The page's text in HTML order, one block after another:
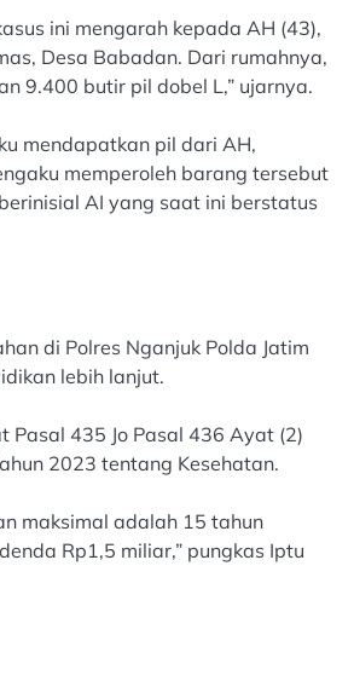
ini mengarah kepada AH (43),
Desa Babadan. Dari rumahnya,
9.400 butir pil dobel L,” ujarnya.
mendapatkan pil dari AH,
memperoleh barang tersebut
AI yang saat ini berstatus
di Polres Nganjuk Polda Jatim
lebih lanjut.
Pasal 435 Jo Pasal 436 Ayat (2)
2023 tentang Kesehatan.
maksimal adalah 15 tahun
Rp1,5 miliar,” pungkas Iptu